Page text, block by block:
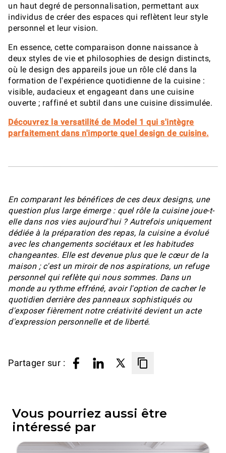
un haut degré de personnalisation, permettant aux
individus de créer des espaces qui reflètent leur style
personnel et leur vision.
En essence, cette comparaison donne naissance à
deux styles de vie et philosophies de design distincts,
où le design des appareils joue un rôle clé dans la
formation de l'expérience quotidienne de la cuisine :
visible, audacieux et engageant dans une cuisine
ouverte ; raffiné et subtil dans une cuisine dissimulée.
Découvrez la versatilité de Model 1 qui s'intègre
parfaitement dans n'importe quel design de cuisine.
En comparant les bénéfices de ces deux designs, une
question plus large émerge : quel rôle la cuisine joue-t-
elle dans nos vies aujourd'hui ? Autrefois uniquement
dédiée à la préparation des repas, la cuisine a évolué
avec les changements sociétaux et les habitudes
changeantes. Elle est devenue plus que le cœur de la
maison ; c'est un miroir de nos aspirations, un refuge
personnel qui reflète qui nous sommes. Dans un
monde au rythme effréné, avoir l'option de cacher le
quotidien derrière des panneaux sophistiqués ou
d'exposer fièrement notre créativité devient un acte
d'expression personnelle et de liberté.
Partager sur :
Vous pourriez aussi être
intéressé par